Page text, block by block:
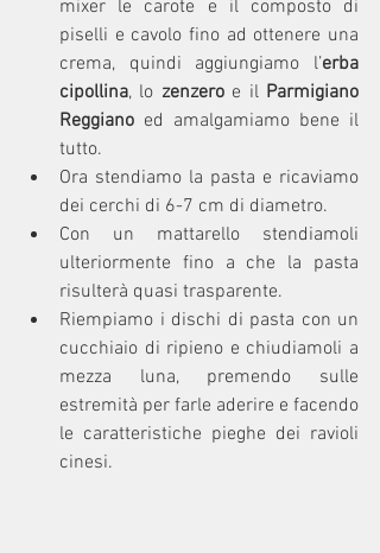
mixer le carote e il composto di
piselli e cavolo fino ad ottenere una
crema, quindi aggiungiamo l’erba
cipollina, lo zenzero e il Parmigiano
Reggiano ed amalgamiamo bene il
tutto.
Ora stendiamo la pasta e ricaviamo
dei cerchi di 6-7 cm di diametro.
Con un mattarello stendiamoli
ulteriormente fino a che la pasta
risulterà quasi trasparente.
Riempiamo i dischi di pasta con un
cucchiaio di ripieno e chiudiamoli a
mezza luna, premendo sulle
estremità per farle aderire e facendo
le caratteristiche pieghe dei ravioli
cinesi.